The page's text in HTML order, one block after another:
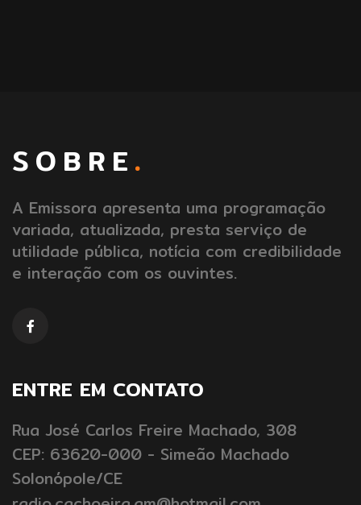
SOBRE.
A Emissora apresenta uma programação
variada, atualizada, presta serviço de
utilidade pública, notícia com credibilidade
e interação com os ouvintes.
ENTRE EM CONTATO
Rua José Carlos Freire Machado, 308
CEP: 63620-000 - Simeão Machado
Solonópole/CE